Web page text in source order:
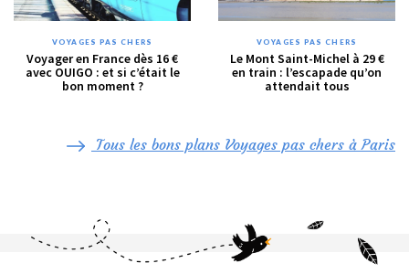
VOYAGES PAS CHERS
Voyager en France dès 16 €
avec OUIGO : et si c’était le
bon moment ?
VOYAGES PAS CHERS
Le Mont Saint-Michel à 29 €
en train : l’escapade qu’on
attendait tous
Tous les bons plans Voyages pas chers à Paris